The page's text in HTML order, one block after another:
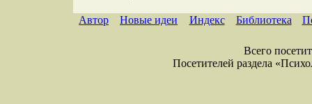
Автор Новые идеи Индекс Библиотека
Всего
Посетителей раздела